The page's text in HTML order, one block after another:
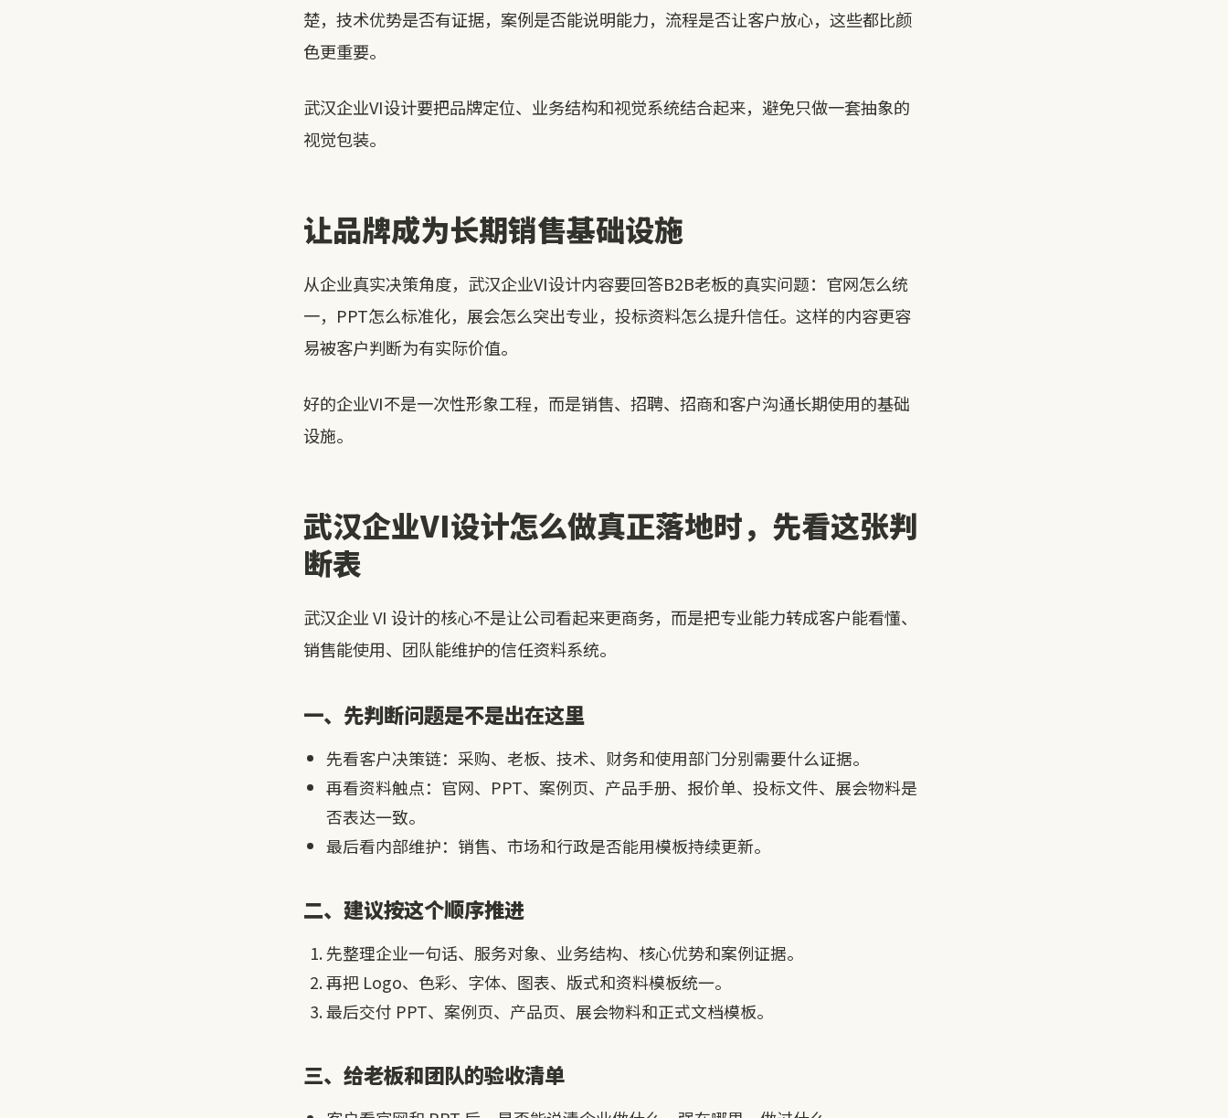
楚，技术优势是否有证据，案例是否能说明能力，流程是否让客户放心，这些都比颜
色更重要。
武汉企业VI设计要把品牌定位、业务结构和视觉系统结合起来，避免只做一套抽象的
视觉包装。
让品牌成为长期销售基础设施
从企业真实决策角度，武汉企业VI设计内容要回答B2B老板的真实问题：官网怎么统
一，PPT怎么标准化，展会怎么突出专业，投标资料怎么提升信任。这样的内容更容
易被客户判断为有实际价值。
好的企业VI不是一次性形象工程，而是销售、招聘、招商和客户沟通长期使用的基础
设施。
武汉企业VI设计怎么做真正落地时，先看这张判
断表
武汉企业 VI 设计的核心不是让公司看起来更商务，而是把专业能力转成客户能看懂、
销售能使用、团队能维护的信任资料系统。
一、先判断问题是不是出在这里
先看客户决策链：采购、老板、技术、财务和使用部门分别需要什么证据。
再看资料触点：官网、PPT、案例页、产品手册、报价单、投标文件、展会物料是
否表达一致。
最后看内部维护：销售、市场和行政是否能用模板持续更新。
二、建议按这个顺序推进
先整理企业一句话、服务对象、业务结构、核心优势和案例证据。
再把 Logo、色彩、字体、图表、版式和资料模板统一。
最后交付 PPT、案例页、产品页、展会物料和正式文档模板。
三、给老板和团队的验收清单